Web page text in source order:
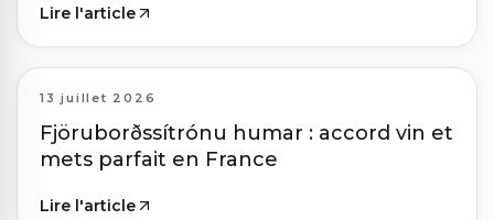
Lire l'article
13 juillet 2026
Fjöruborðssítrónu humar : accord vin et
mets parfait en France
Lire l'article